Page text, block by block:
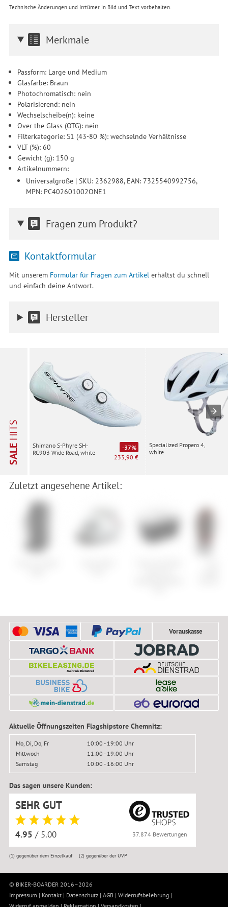
Technische Änderungen und Irrtümer in Bild und Text vorbehalten.
Merkmale
Passform: Large und Medium
Glasfarbe: Braun
Photochromatisch: nein
Polarisierend: nein
Wechselscheibe(n): keine
Over the Glass (OTG): nein
Filterkategorie: S1 (43-80 %): wechselnde Verhältnisse
VLT (%): 60
Gewicht (g): 150 g
Artikelnummern:
Universalgröße | SKU: 2362988, EAN: 7325540992756,
MPN: PC402601002ONE1
Fragen zum Produkt?
Kontaktformular
Mit unserem Formular für Fragen zum Artikel erhältst du schnell
und einfach deine Antwort.
Hersteller
SALE
HITS
Shimano S-Phyre SH-
RC903 Wide Road, white
-37%
233,90 €
Specialized Propero 4,
white
Zuletzt angesehene Artikel:
Vorauskasse
Aktuelle Öffnungszeiten Flagshipstore Chemnitz:
Mo, Di, Do, Fr
10:00 - 19:00 Uhr
Mittwoch
11:00 - 19:00 Uhr
Samstag
10:00 - 16:00 Uhr
Das sagen unsere Kunden:
SEHR GUT
4.95 / 5.00 37.874 Bewertungen
(1)gegenüber dem Einzelkauf (2) gegenüber der UVP
© BIKER-BOARDER 2016–2026
Impressum | Kontakt | Datenschutz | AGB | Widerrufsbelehrung |